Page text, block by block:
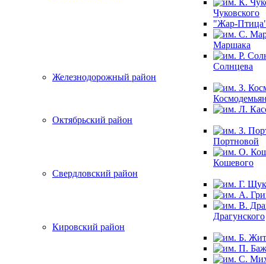
Чуковского
"Жар-
Маршака
Солнцева
Железнодорожный район
Октябрьский район
Портновой
Кошевого
Свердловский район
Драгунского
Кировский район